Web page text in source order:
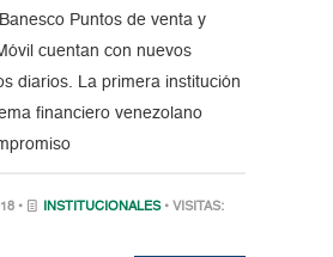
Puntos de venta y
cuentan con nuevos
diarios. La primera institución
financiero venezolano
• INSTITUCIONALES • VISITAS: